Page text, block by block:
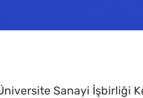
Sanayi İşbirliği